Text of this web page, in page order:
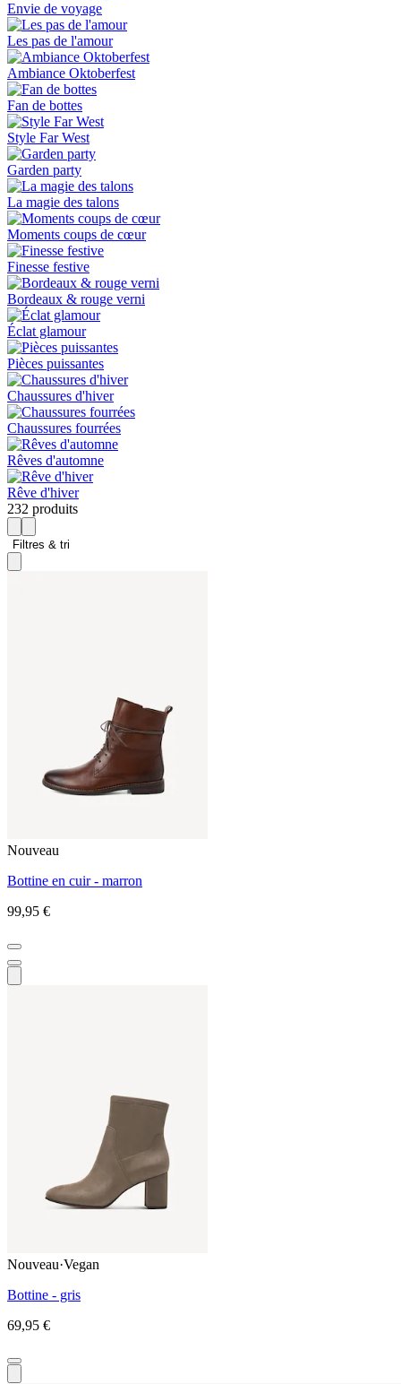
Envie de voyage
Les pas de l'amour
Ambiance Oktoberfest
Fan de bottes
Style Far West
Garden party
La magie des talons
Moments coups de cœur
Finesse festive
Bordeaux & rouge verni
Éclat glamour
Pièces puissantes
Chaussures d'hiver
Chaussures fourrées
Rêves d'automne
Rêve d'hiver
232 produits
Nouveau
Bottine en cuir - marron
99,95 €
Nouveau·Vegan
Bottine - gris
69,95 €